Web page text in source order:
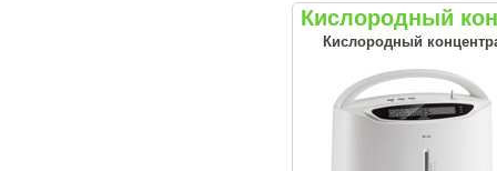
Кислородный
Кислородный